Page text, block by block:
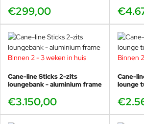
€299,00
Binnen 2 - 3 weken in huis
Cane-line Sticks 2-zits
loungebank - aluminium frame
€3.150,00
Binnen
Cane-
lounge